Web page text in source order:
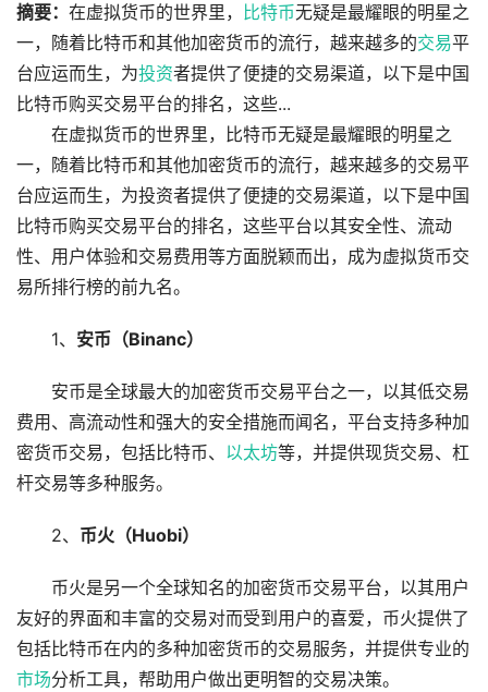
摘要： 在虚拟货币的世界里， 比特币无疑是最耀眼的明星之
一，随着比特币和其他加密货币的流行，越来越多的交易平
台应运而生，为投资者提供了便捷的交易渠道，以下是中国
比特币购买交易平台的排名，这些...
在虚拟货币的世界里，比特币无疑是最耀眼的明星之
一，随着比特币和其他加密货币的流行，越来越多的交易平
台应运而生，为投资者提供了便捷的交易渠道，以下是中国
比特币购买交易平台的排名，这些平台以其安全性、流动
性、用户体验和交易费用等方面脱颖而出，成为虚拟货币交
易所排行榜的前九名。
1、 安币（Binanc）
安币是全球最大的加密货币交易平台之一，以其低交易
费用、高流动性和强大的安全措施而闻名，平台支持多种加
密货币交易，包括比特币、 以太坊等，并提供现货交易、杠
杆交易等多种服务。
2、 币火（Huobi）
币火是另一个全球知名的加密货币交易平台，以其用户
友好的界面和丰富的交易对而受到用户的喜爱，币火提供了
包括比特币在内的多种加密货币的交易服务，并提供专业的
市场分析工具，帮助用户做出更明智的交易决策。